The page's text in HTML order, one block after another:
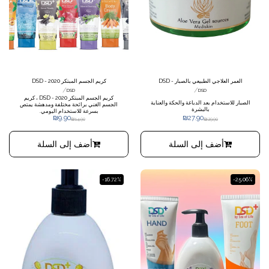
العمر العلاجي الطبيعي بالصبار - DSD
DSD
/
الصبار للاستخدام بعد الدباغة والحكة والعناية
بالبشرة
₪29.90
₪27.90
أضف إلى السلة
كريم الجسم المبتكر 2020 - DSD
DSD
/
كريم الجسم المبتكر 2020 - DSD ، كريم
الجسم الغني برائحة مختلفة ومدهشة يمتص
بسرعة للاستخدام اليومي.
₪14.90
₪9.90
أضف إلى السلة
-25.06%
-16.72%